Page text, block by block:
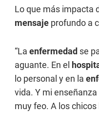
Lo que más impacta
mensaje profundo a
“La enfermedad se
aguante. En el
lo personal y en la
vida. Y mi
muy feo. A los